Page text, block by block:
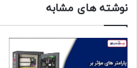
نوشته های مشابه